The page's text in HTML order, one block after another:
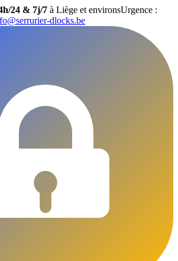
24 & 7j/7 à Liège et environsUrgence :
dlocks.be